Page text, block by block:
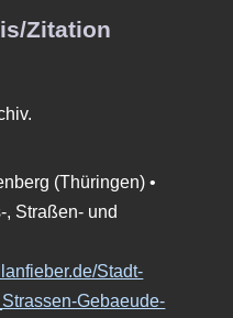
Zitation
(Thüringen) •
, Straßen- und
Stadt-
Gebaeude-